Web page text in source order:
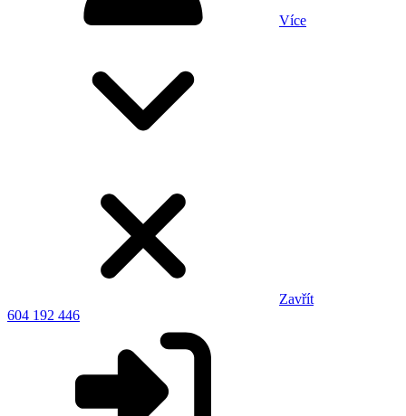
Více
Zavřít
604 192 446